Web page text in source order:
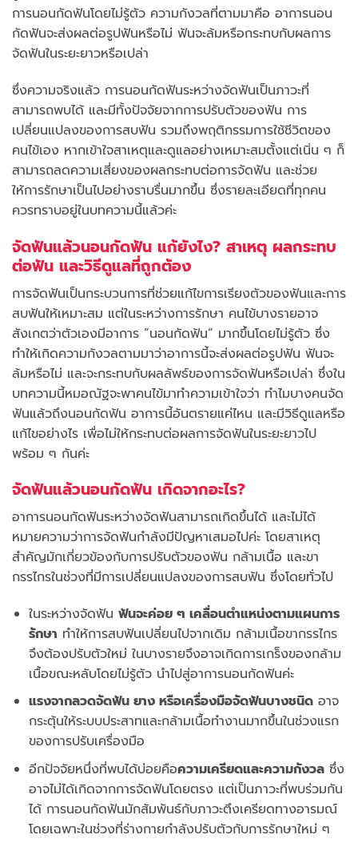
การนอนกัดฟันโดยไม่รู้ตัว ความกังวลที่ตามมาคือ อาการนอน
กัดฟันจะส่งผลต่อรูปฟันหรือไม่ ฟันจะล้มหรือกระทบกับผลการ
จัดฟันในระยะยาวหรือเปล่า
ซึ่งความจริงแล้ว การนอนกัดฟันระหว่างจัดฟันเป็นภาวะที่
สามารถพบได้ และมีทั้งปัจจัยจากการปรับตัวของฟัน การ
เปลี่ยนแปลงของการสบฟัน รวมถึงพฤติกรรมการใช้ชีวิตของ
คนไข้เอง หากเข้าใจสาเหตุและดูแลอย่างเหมาะสมตั้งแต่เนิ่น ๆ ก็
สามารถลดความเสี่ยงของผลกระทบต่อการจัดฟัน และช่วย
ให้การรักษาเป็นไปอย่างราบรื่นมากขึ้น ซึ่งรายละเอียดที่ทุกคน
ควรทราบอยู่ในบทความนี้แล้วค่ะ
จัดฟันแล้วนอนกัดฟัน แก้ยังไง? สาเหตุ ผลกระทบ
ต่อฟัน และวิธีดูแลที่ถูกต้อง
การจัดฟันเป็นกระบวนการที่ช่วยแก้ไขการเรียงตัวของฟันและการ
สบฟันให้เหมาะสม แต่ในระหว่างการรักษา คนไข้บางรายอาจ
สังเกตว่าตัวเองมีอาการ “นอนกัดฟัน” มากขึ้นโดยไม่รู้ตัว ซึ่ง
ทำให้เกิดความกังวลตามมาว่าอาการนี้จะส่งผลต่อรูปฟัน ฟันจะ
ล้มหรือไม่ และจะกระทบกับผลลัพธ์ของการจัดฟันหรือเปล่า ซึ่งใน
บทความนี้หมอณัฐจะพาคนไข้มาทำความเข้าใจว่า ทำไมบางคนจัด
ฟันแล้วถึงนอนกัดฟัน อาการนี้อันตรายแค่ไหน และมีวิธีดูแลหรือ
แก้ไขอย่างไร เพื่อไม่ให้กระทบต่อผลการจัดฟันในระยะยาวไป
พร้อม ๆ กันค่ะ
จัดฟันแล้วนอนกัดฟัน เกิดจากอะไร?
อาการนอนกัดฟันระหว่างจัดฟันสามารถเกิดขึ้นได้ และไม่ได้
หมายความว่าการจัดฟันกำลังมีปัญหาเสมอไปค่ะ โดยสาเหตุ
สำคัญมักเกี่ยวข้องกับการปรับตัวของฟัน กล้ามเนื้อ และขา
กรรไกรในช่วงที่มีการเปลี่ยนแปลงของการสบฟัน ซึ่งโดยทั่วไป
ในระหว่างจัดฟัน ฟันจะค่อย ๆ เคลื่อนตำแหน่งตามแผนการ
รักษา ทำให้การสบฟันเปลี่ยนไปจากเดิม กล้ามเนื้อขากรรไกร
จึงต้องปรับตัวใหม่ ในบางรายจึงอาจเกิดการเกร็งของกล้าม
เนื้อขณะหลับโดยไม่รู้ตัว นำไปสู่อาการนอนกัดฟันค่ะ
แรงจากลวดจัดฟัน ยาง หรือเครื่องมือจัดฟันบางชนิดอาจ
กระตุ้นให้ระบบประสาทและกล้ามเนื้อทำงานมากขึ้นในช่วงแรก
ของการปรับเครื่องมือ
อีกปัจจัยหนึ่งที่พบได้บ่อยคือความเครียดและความกังวลซึ่ง
อาจไม่ได้เกิดจากการจัดฟันโดยตรง แต่เป็นภาวะที่พบร่วมกัน
ได้ การนอนกัดฟันมักสัมพันธ์กับภาวะตึงเครียดทางอารมณ์
โดยเฉพาะในช่วงที่ร่างกายกำลังปรับตัวกับการรักษาใหม่ ๆ